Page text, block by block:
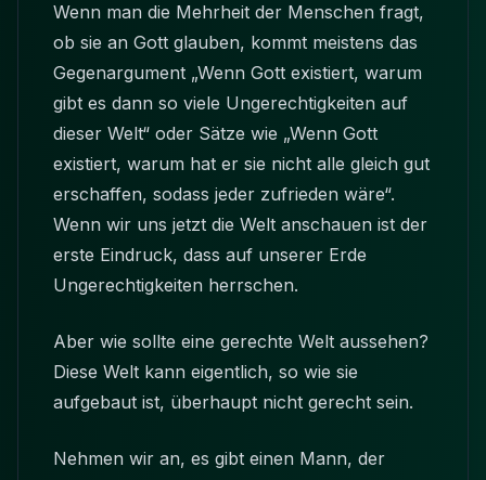
Wenn man die Mehrheit der Menschen fragt,
ob sie an Gott glauben, kommt meistens das
Gegenargument „Wenn Gott existiert, warum
gibt es dann so viele Ungerechtigkeiten auf
dieser Welt“ oder Sätze wie „Wenn Gott
existiert, warum hat er sie nicht alle gleich gut
erschaffen, sodass jeder zufrieden wäre“.
Wenn wir uns jetzt die Welt anschauen ist der
erste Eindruck, dass auf unserer Erde
Ungerechtigkeiten herrschen.
Aber wie sollte eine gerechte Welt aussehen?
Diese Welt kann eigentlich, so wie sie
aufgebaut ist, überhaupt nicht gerecht sein.
Nehmen wir an, es gibt einen Mann, der